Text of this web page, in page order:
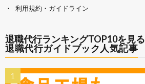
利用規約・ガイドライン
退職代行ランキングTOP10を見る
退職代行ガイドブック人気記事